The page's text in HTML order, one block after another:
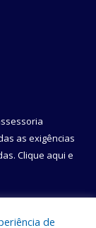
as exigências
Clique aqui e
de